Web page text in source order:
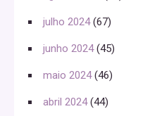
julho 2024(67)
junho 2024(45)
maio 2024(46)
abril 2024(44)